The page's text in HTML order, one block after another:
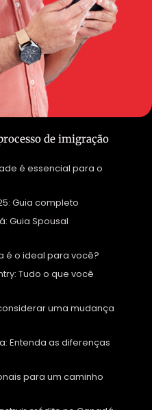
de imigração
é essencial para o
Guia completo
Guia Spousal
é o ideal para você?
Tudo o que você
uma mudança
Entenda as diferenças
para um caminho